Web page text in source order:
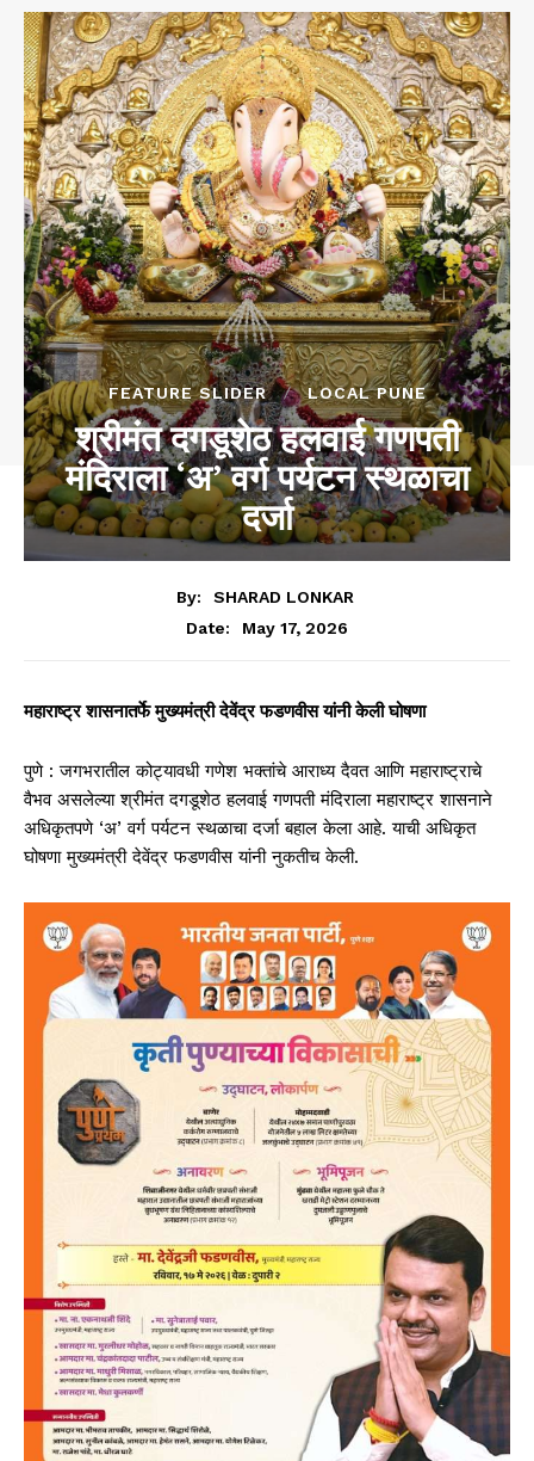
FEATURE SLIDER LOCAL PUNE
श्रीमंत दगडूशेठ हलवाई गणपती
मंदिराला ‘अ’ वर्ग पर्यटन स्थळाचा
दर्जा
By:
SHARAD LONKAR
Date:
May 17, 2026
महाराष्ट्र शासनातर्फे मुख्यमंत्री देवेंद्र फडणवीस यांनी केली घोषणा
पुणे : जगभरातील कोट्यावधी गणेश भक्तांचे आराध्य दैवत आणि महाराष्ट्राचे
वैभव असलेल्या श्रीमंत दगडूशेठ हलवाई गणपती मंदिराला महाराष्ट्र शासनाने
अधिकृतपणे ‘अ’ वर्ग पर्यटन स्थळाचा दर्जा बहाल केला आहे. याची अधिकृत
घोषणा मुख्यमंत्री देवेंद्र फडणवीस यांनी नुकतीच केली.